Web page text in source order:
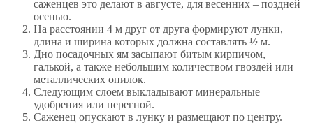
саженцев это делают в августе, для весенних – поздней
осенью.
На расстоянии 4 м друг от друга формируют лунки,
длина и ширина которых должна составлять ½ м.
Дно посадочных ям засыпают битым кирпичом,
галькой, а также небольшим количеством гвоздей или
металлических опилок.
Следующим слоем выкладывают минеральные
удобрения или перегной.
Саженец опускают в лунку и размещают по центру.